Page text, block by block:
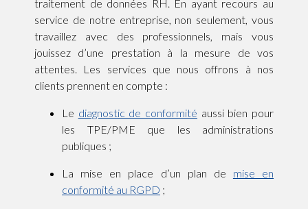
traitement de données RH. En ayant recours au
service de notre entreprise, non seulement, vous
travaillez avec des professionnels, mais vous
jouissez d’une prestation à la mesure de vos
attentes. Les services que nous offrons à nos
clients prennent en compte :
Le diagnostic de conformité aussi bien pour
les TPE/PME que les administrations
publiques ;
La mise en place d’un plan de mise en
conformité au RGPD ;